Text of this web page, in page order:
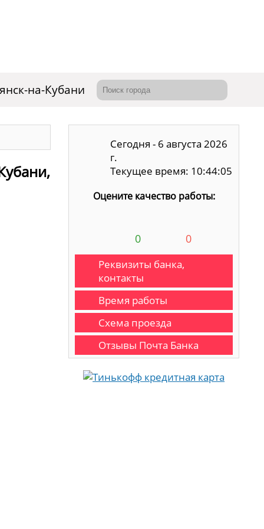
на-Кубани
Сегодня - 6 августа 2026
г.
Текущее время: 10:44:06
Оцените качество работы:
0 0
Реквизиты банка,
контакты
Время работы
Схема проезда
Отзывы Почта Банка